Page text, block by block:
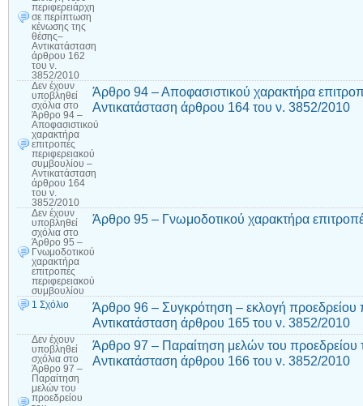
περιφερειάρχη
σε περίπτωση
κένωσης της
θέσης–
Αντικατάσταση
άρθρου 162
του ν.
3852/2010
Δεν έχουν
υποβληθεί
σχόλια στο
Άρθρο 94 –
Αποφασιστικού
χαρακτήρα
επιτροπές
περιφερειακού
συμβουλίου –
Αντικατάσταση
άρθρου 164
του ν.
3852/2010
Άρθρο 94 – Αποφασιστικού χαρακτήρα
Αντικατάσταση άρθρου 164 του ν. 3852/2010
Δεν έχουν
υποβληθεί
σχόλια στο
Άρθρο 95 –
Γνωμοδοτικού
χαρακτήρα
επιτροπές
περιφερειακού
συμβουλίου
Άρθρο 95 – Γνωμοδοτικού χαρακτήρα
1 Σχόλιο
Άρθρο 96 – Συγκρότηση – εκλογή προεδρείου
Αντικατάσταση άρθρου 165 του ν. 3852/2010
Δεν έχουν
υποβληθεί
σχόλια στο
Άρθρο 97 –
Παραίτηση
μελών του
προεδρείου
Άρθρο 97 – Παραίτηση μελών του προεδρείου
Αντικατάσταση άρθρου 166 του ν. 3852/2010